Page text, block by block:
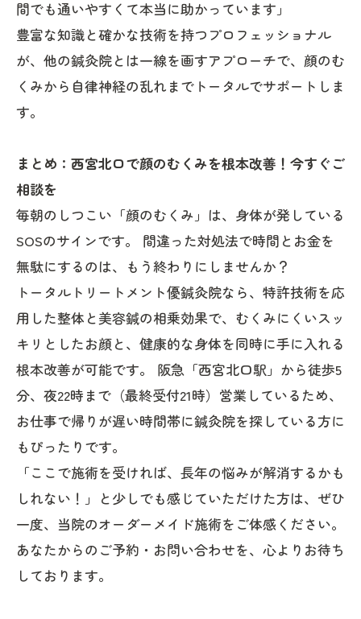
間でも通いやすくて本当に助かっています」
豊富な知識と確かな技術を持つプロフェッショナル
が、他の鍼灸院とは一線を画すアプローチで、顔のむ
くみから自律神経の乱れまでトータルでサポートしま
す。
まとめ：西宮北口で顔のむくみを根本改善！今すぐご
相談を
毎朝のしつこい「顔のむくみ」は、身体が発している
SOSのサインです。 間違った対処法で時間とお金を
無駄にするのは、もう終わりにしませんか？
トータルトリートメント優鍼灸院なら、特許技術を応
用した整体と美容鍼の相乗効果で、むくみにくいスッ
キリとしたお顔と、健康的な身体を同時に手に入れる
根本改善が可能です。 阪急「西宮北口駅」から徒歩5
分、夜22時まで（最終受付21時）営業しているため、
お仕事で帰りが遅い時間帯に鍼灸院を探している方に
もぴったりです。
「ここで施術を受ければ、長年の悩みが解消するかも
しれない！」と少しでも感じていただけた方は、ぜひ
一度、当院のオーダーメイド施術をご体感ください。
あなたからのご予約・お問い合わせを、心よりお待ち
しております。